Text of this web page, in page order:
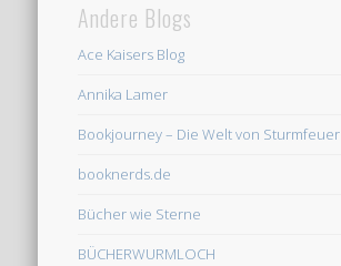
Andere Blogs
Ace Kaisers Blog
Annika Lamer
Bookjourney – Die Welt von Sturmfeuer
booknerds.de
Bücher wie Sterne
BÜCHERWURMLOCH